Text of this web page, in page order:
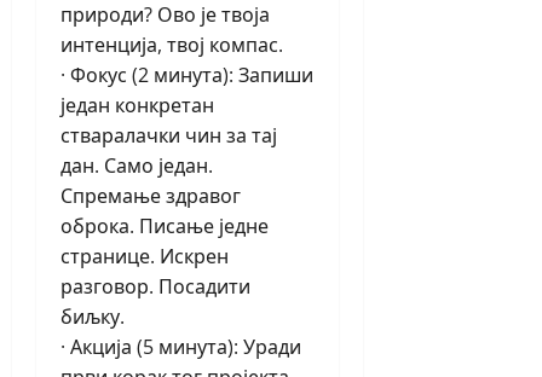
природи? Ово је твоја
интенција, твој компас.
· Фокус (2 минута): Запиши
један конкретан
стваралачки чин за тај
дан. Само један.
Спремање здравог
оброка. Писање једне
странице. Искрен
разговор. Посадити
биљку.
· Акција (5 минута): Уради